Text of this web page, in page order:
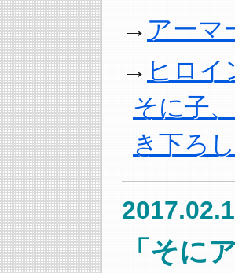
アーマ
ヒロイ
そに子
き下ろ
「そに